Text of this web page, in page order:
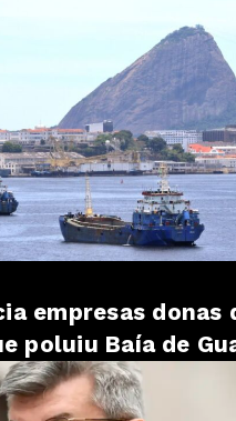
empresas donas
poluiu Baía de